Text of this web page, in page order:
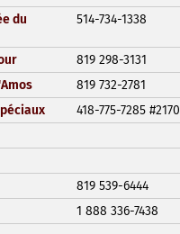
du
514-734-1338
819 298-3131
819 732-2781
418-775-7285 #2170
819 539-6444
1 888 336-7438